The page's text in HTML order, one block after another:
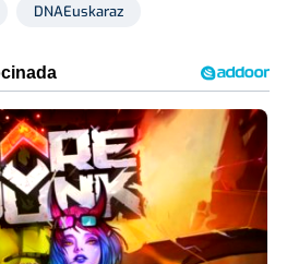
DNAEuskaraz